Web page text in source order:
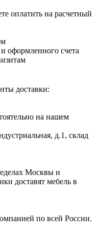
оплатить на расчетный
оформленного счета
доставки:
на нашем
д.1, склад
Москвы и
доставят мебель в
по всей России.